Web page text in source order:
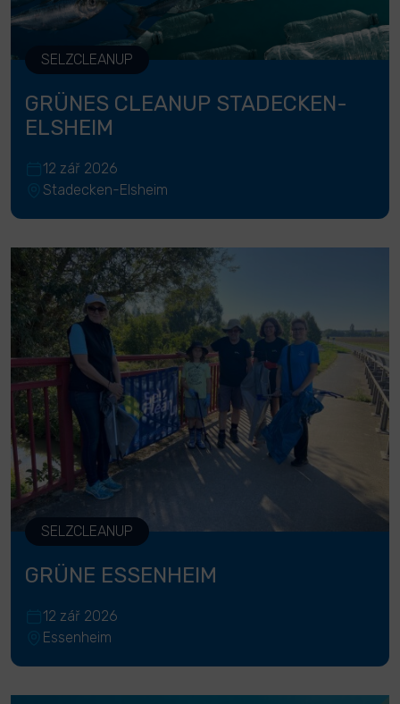
SELZCLEANUP
GRÜNES CLEANUP STADECKEN-
ELSHEIM
12 zář 2026
Stadecken-Elsheim
SELZCLEANUP
GRÜNE ESSENHEIM
12 zář 2026
Essenheim